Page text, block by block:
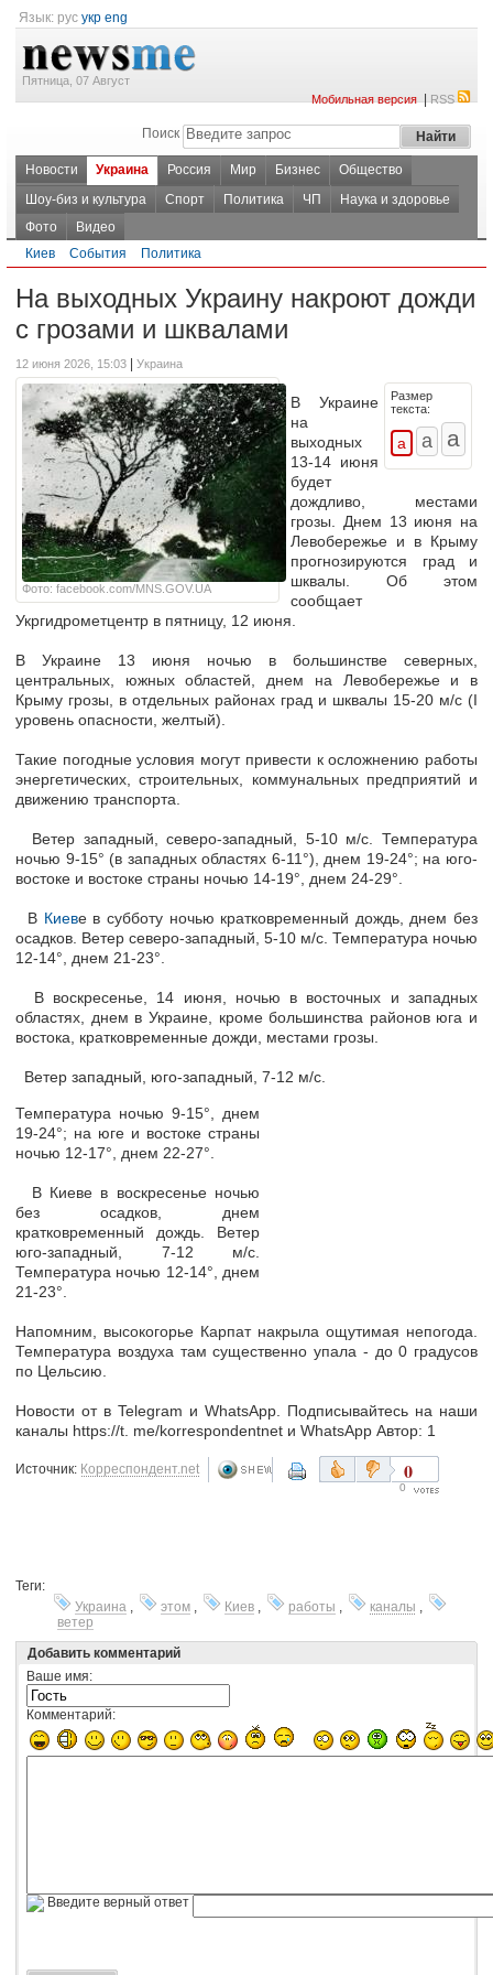
Язык: рус укр eng
Пятница, 07 Август
Мобильная версия|RSS
Поиск
Новости Украина Россия Мир Бизнес
Общество
Шоу-биз и культура
Спорт Политика ЧП
Наука и здоровье
Фото
Видео
Киев
События Политика
На выходных Украину накроют дожди
с грозами и шквалами
12 июня 2026, 15:03 Украина
Фото: facebook.com/MNS.GOV.UA
Размер
текста:
В Украине
на
выходных
13-14 июня
будет
дождливо, местами
грозы. Днем 13 июня на
Левобережье и в Крыму
прогнозируются град и
шквалы. Об этом
сообщает
Укргидрометцентр в пятницу, 12 июня.
В Украине 13 июня ночью в большинстве северных,
центральных, южных областей, днем на Левобережье и в
Крыму грозы, в отдельных районах град и шквалы 15-20 м/с (I
уровень опасности, желтый).
Такие погодные условия могут привести к осложнению работы
энергетических, строительных, коммунальных предприятий и
движению транспорта.
Ветер западный, северо-западный, 5-10 м/с. Температура
ночью 9-15° (в западных областях 6-11°), днем 19-24°; на юго-
востоке и востоке страны ночью 14-19°, днем 24-29°.
В Киеве в субботу ночью кратковременный дождь, днем без
осадков. Ветер северо-западный, 5-10 м/с. Температура ночью
12-14°, днем 21-23°.
В воскресенье, 14 июня, ночью в восточных и западных
областях, днем в Украине, кроме большинства районов юга и
востока, кратковременные дожди, местами грозы.
Ветер западный, юго-западный, 7-12 м/с.
Температура ночью 9-15°, днем
19-24°; на юге и востоке страны
ночью 12-17°, днем 22-27°.
В Киеве в воскресенье ночью
без осадков, днем
кратковременный дождь. Ветер
юго-западный, 7-12 м/с.
Температура ночью 12-14°, днем
21-23°.
Напомним, высокогорье Карпат накрыла ощутимая непогода.
Температура воздуха там существенно упала - до 0 градусов
по Цельсию.
Новости от в Telegram и WhatsApp. Подписывайтесь на наши
каналы https://t. me/korrespondentnet и WhatsApp Автор: 1
Источник: Корреспондент.net 0
0
Теги:
Украина , этом , Киев , работы , каналы ,
ветер
Добавить комментарий
Ваше имя:
Комментарий:
Введите верный ответ